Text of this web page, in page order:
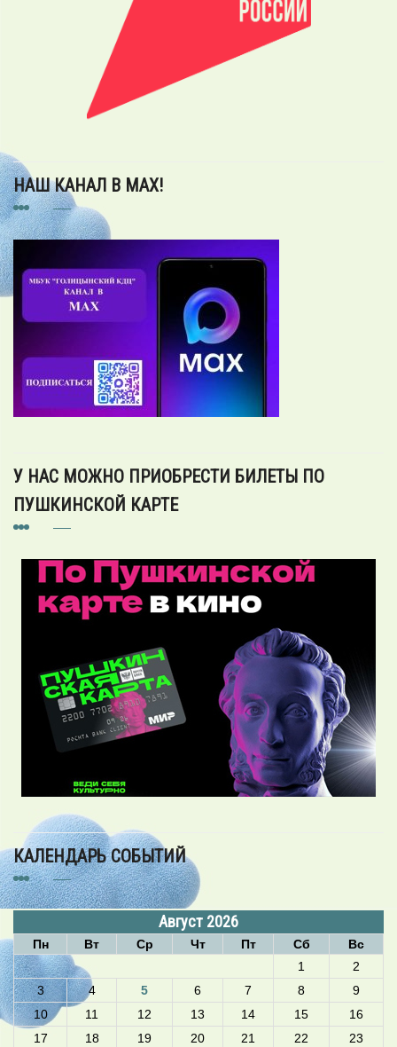
НАШ КАНАЛ В MAX!
У НАС МОЖНО ПРИОБРЕСТИ БИЛЕТЫ ПО
ПУШКИНСКОЙ КАРТЕ
КАЛЕНДАРЬ СОБЫТИЙ
Август 2026
Пн Вт Ср Чт Пт Сб
Вс
1
2
3
4 5 6 7 8
9
10
11 12 13 14 15
16
17
18 19 20 21 22
23